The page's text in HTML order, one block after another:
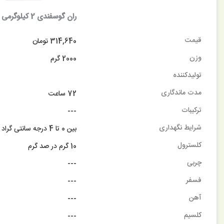
قیمت
وزن
تولیدکننده
مدت ماندگاری
ترکیبات
شرایط نگهداری
کلسترول
چربی
فسفر
آهن
کلسیم
314,640 تومان
2000 گرم
72 ساعت
---
بین 0 تا 4 درجه سانتی گراد
10 گرم در صد گرم
---
---
---
---